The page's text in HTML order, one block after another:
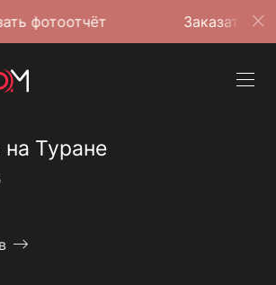
Заказать фотоотчёт
Туране